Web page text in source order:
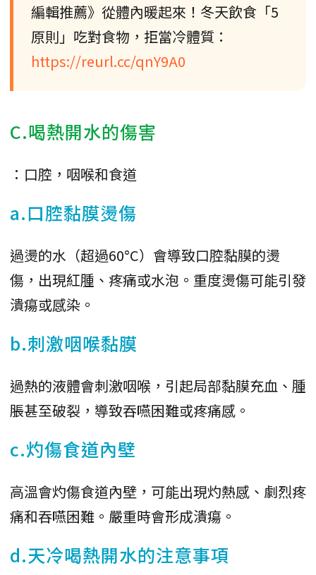
編輯推薦》從體內暖起來！冬天飲食「5
原則」吃對食物，拒當冷體質：
https://reurl.cc/qnY9A0
C.喝熱開水的傷害
：口腔，咽喉和食道
a.口腔黏膜燙傷
過燙的水（超過60°C）會導致口腔黏膜的燙
傷，出現紅腫、疼痛或水泡。重度燙傷可能引發
潰瘍或感染。
b.刺激咽喉黏膜
過熱的液體會刺激咽喉，引起局部黏膜充血、腫
脹甚至破裂，導致吞嚥困難或疼痛感。
c.灼傷食道內壁
高溫會灼傷食道內壁，可能出現灼熱感、劇烈疼
痛和吞嚥困難。嚴重時會形成潰瘍。
d.天冷喝熱開水的注意事項